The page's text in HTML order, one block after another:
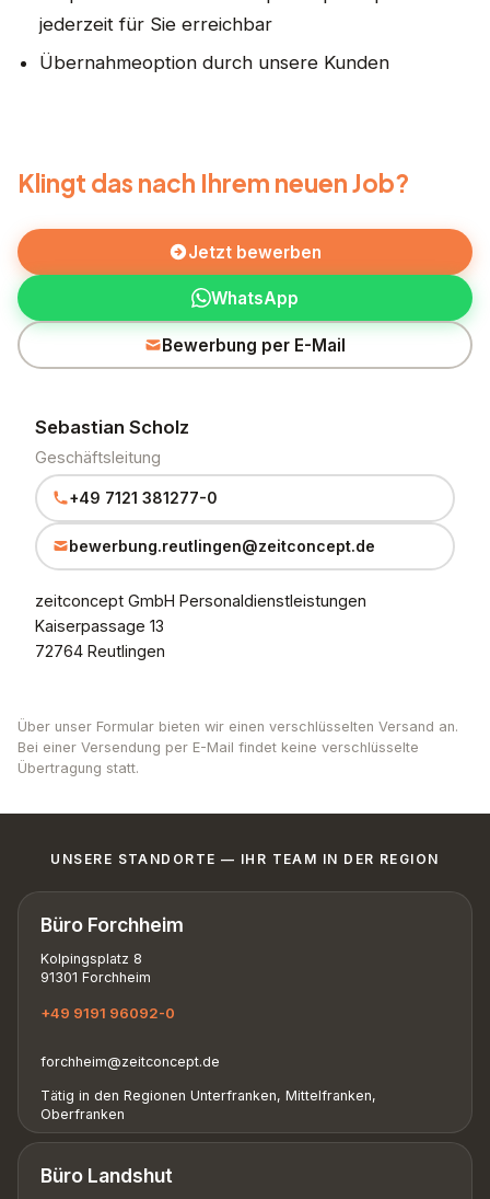
jederzeit für Sie erreichbar
Übernahmeoption durch unsere Kunden
Klingt das nach Ihrem neuen Job?
Jetzt bewerben
WhatsApp
Bewerbung per E-Mail
Sebastian Scholz
Geschäftsleitung
+49 7121 381277-0
bewerbung.reutlingen@zeitconcept.de
zeitconcept GmbH Personaldienstleistungen
Kaiserpassage 13
72764 Reutlingen
Über unser Formular bieten wir einen verschlüsselten Versand an.
Bei einer Versendung per E-Mail findet keine verschlüsselte
Übertragung statt.
UNSERE STANDORTE — IHR TEAM IN DER REGION
Büro Forchheim
Kolpingsplatz 8
91301 Forchheim
+49 9191 96092-0
forchheim@zeitconcept.de
Tätig in den Regionen Unterfranken, Mittelfranken,
Oberfranken
Büro Landshut